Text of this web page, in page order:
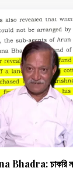
চাকরি না